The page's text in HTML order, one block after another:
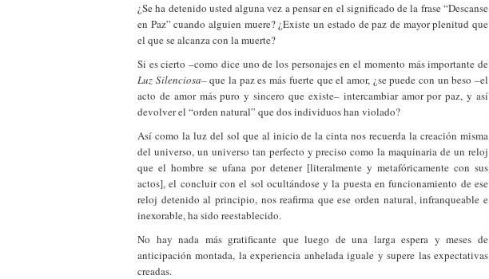
¿Se ha detenido usted alguna vez a pensar en el significado de la frase “Descanse
en Paz” cuando alguien muere? ¿Existe un estado de paz de mayor plenitud que
el que se alcanza con la muerte?
Si es cierto –como dice uno de los personajes en el momento más importante de
Luz Silenciosa–que la paz es más fuerte que el amor, ¿se puede con un beso –el
acto de amor más puro y sincero que existe– intercambiar amor por paz, y así
devolver el “orden natural” que dos individuos han violado?
Así como la luz del sol que al inicio de la cinta nos recuerda la creación misma
del universo, un universo tan perfecto y preciso como la maquinaria de un reloj
que el hombre se ufana por detener [literalmente y metafóricamente con sus
actos], el concluir con el sol ocultándose y la puesta en funcionamiento de ese
reloj detenido al principio, nos reafirma que ese orden natural, infranqueable e
inexorable, ha sido reestablecido.
No hay nada más gratificante que luego de una larga espera y meses de
anticipación montada, la experiencia anhelada iguale y supere las expectativas
creadas.